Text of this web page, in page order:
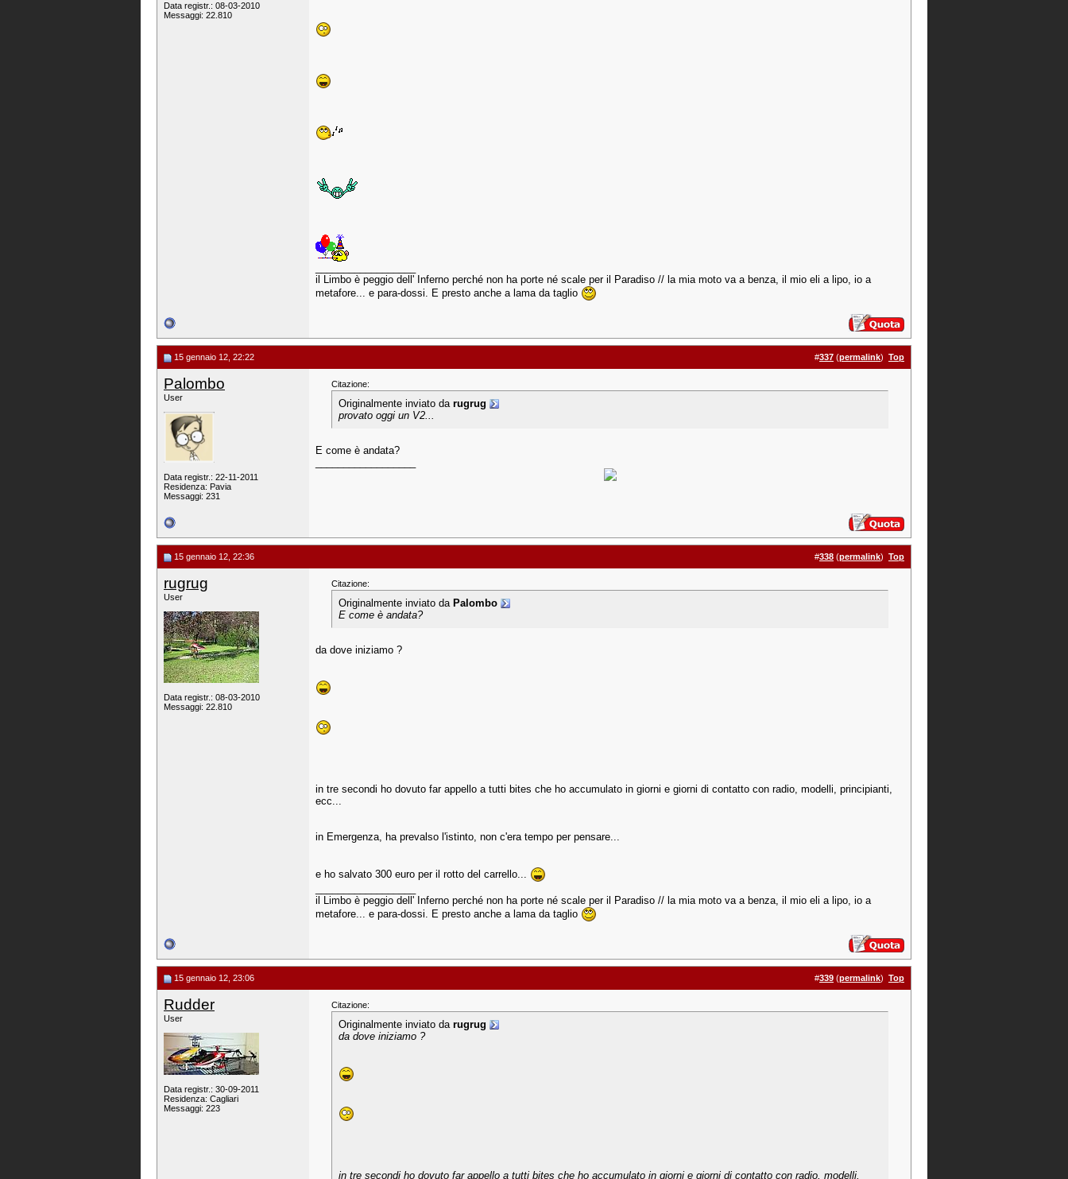
Data registr.: 08-03-2010
Messaggi: 22.810
il Limbo è peggio dell' Inferno perché non ha porte né scale per il Paradiso // la mia moto va a benza, il mio eli a lipo, io a
metafore... e para-dossi. E presto anche a lama da taglio
15 gennaio 12, 22:22 #337 (permalink) Top
Palombo
User
Data registr.: 22-11-2011
Residenza: Pavia
Messaggi: 231
Citazione:
Originalmente inviato da rugrug
provato oggi un V2...
E come è andata?
15 gennaio 12, 22:36 #338 (permalink) Top
rugrug
User
Data registr.: 08-03-2010
Messaggi: 22.810
Citazione:
Originalmente inviato da Palombo
E come è andata?
da dove iniziamo ?
in tre secondi ho dovuto far appello a tutti bites che ho accumulato in giorni e giorni di contatto con radio, modelli, principianti,
ecc...
in Emergenza, ha prevalso l'istinto, non c'era tempo per pensare...
e ho salvato 300 euro per il rotto del carrello...
il Limbo è peggio dell' Inferno perché non ha porte né scale per il Paradiso // la mia moto va a benza, il mio eli a lipo, io a
metafore... e para-dossi. E presto anche a lama da taglio
15 gennaio 12, 23:06 #339 (permalink) Top
Rudder
User
Data registr.: 30-09-2011
Residenza: Cagliari
Messaggi: 223
Citazione:
Originalmente inviato da rugrug
da dove iniziamo ?
in tre secondi ho dovuto far appello a tutti bites che ho accumulato in giorni e giorni di contatto con radio, modelli,